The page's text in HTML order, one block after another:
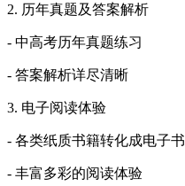
2. 历年真题及答案解析
- 中高考历年真题练习
- 答案解析详尽清晰
3. 电子阅读体验
- 各类纸质书籍转化成电子书
- 丰富多彩的阅读体验